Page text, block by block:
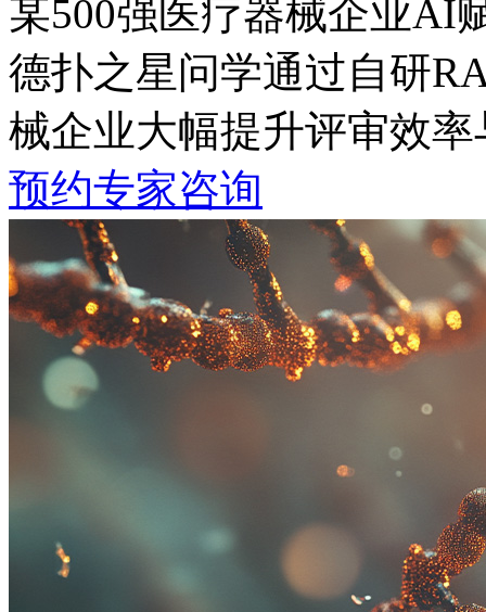
某500强医疗器械企业AI
德扑之星问学通过自研
械企业大幅提升评审效
预约专家咨询